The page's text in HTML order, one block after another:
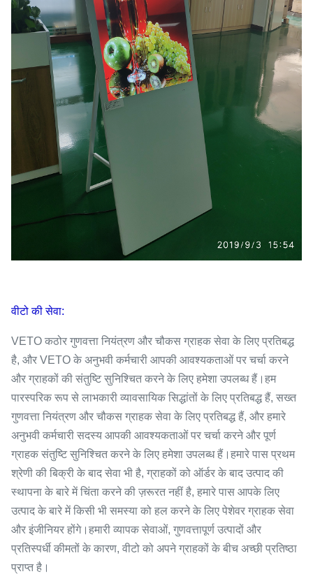
वीटो की सेवा:
VETO कठोर गुणवत्ता नियंत्रण और चौकस ग्राहक सेवा के लिए प्रतिबद्ध
है, और VETO के अनुभवी कर्मचारी आपकी आवश्यकताओं पर चर्चा करने
और ग्राहकों की संतुष्टि सुनिश्चित करने के लिए हमेशा उपलब्ध हैं।हम
पारस्परिक रूप से लाभकारी व्यावसायिक सिद्धांतों के लिए प्रतिबद्ध हैं, सख्त
गुणवत्ता नियंत्रण और चौकस ग्राहक सेवा के लिए प्रतिबद्ध हैं, और हमारे
अनुभवी कर्मचारी सदस्य आपकी आवश्यकताओं पर चर्चा करने और पूर्ण
ग्राहक संतुष्टि सुनिश्चित करने के लिए हमेशा उपलब्ध हैं।हमारे पास प्रथम
श्रेणी की बिक्री के बाद सेवा भी है, ग्राहकों को ऑर्डर के बाद उत्पाद की
स्थापना के बारे में चिंता करने की ज़रूरत नहीं है, हमारे पास आपके लिए
उत्पाद के बारे में किसी भी समस्या को हल करने के लिए पेशेवर ग्राहक सेवा
और इंजीनियर होंगे।हमारी व्यापक सेवाओं, गुणवत्तापूर्ण उत्पादों और
प्रतिस्पर्धी कीमतों के कारण, वीटो को अपने ग्राहकों के बीच अच्छी प्रतिष्ठा
प्राप्त है।